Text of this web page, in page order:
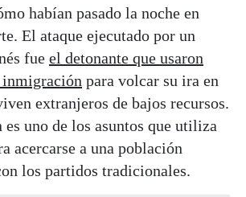
habían pasado la noche en
El ataque ejecutado por un
fue el detonante que usaron
para volcar su ira en
extranjeros de bajos recursos.
uno de los asuntos que utiliza
acercarse a una población
los partidos tradicionales.